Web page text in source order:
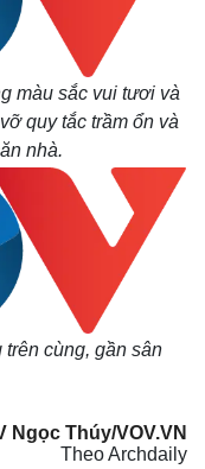
màu sắc vui tươi và
quy tắc trầm ổn và
nhà.
cùng, gần sân
Ngọc Thúy/VOV.VN
Theo Archdaily